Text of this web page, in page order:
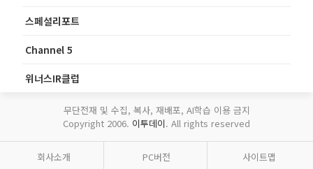
스페셜리포트
Channel 5
위너스IR클럽
무단전재 및 수집, 복사, 재배포, AI학습 이용 금지
Copyright 2006. 이투데이. All rights reserved
회사소개 PC버전 사이트맵